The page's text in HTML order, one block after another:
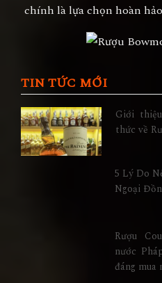
chính là lựa chọn hoàn
TIN TỨC MỚI
Giới
thức về
5 Lý Do
Ngoại
Rượu
nước
đáng mua